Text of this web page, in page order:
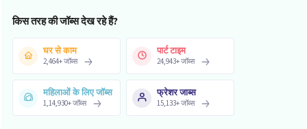
किस तरह की जॉब्स देख रहे हैं?
घर से काम
2,464+जॉब्स
पार्ट टाइम
24,943+जॉब्स
महिलाओं के लिए जॉब्स
1,14,930+जॉब्स
फ्रेशर जाब्स
15,133+जॉब्स